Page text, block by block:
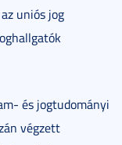
uniós jog
és jogtudományi
végzett